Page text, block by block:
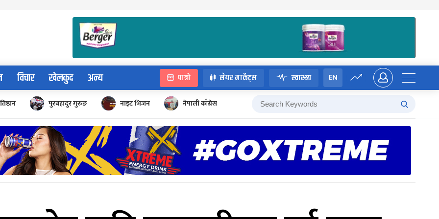
विचार खेलकुद अन्य पात्रो सेयर मार्केट्स स्वास्थ्य EN
पुरबहादुर गुरुङ नाइट भिजन नेपाली काँग्रेस